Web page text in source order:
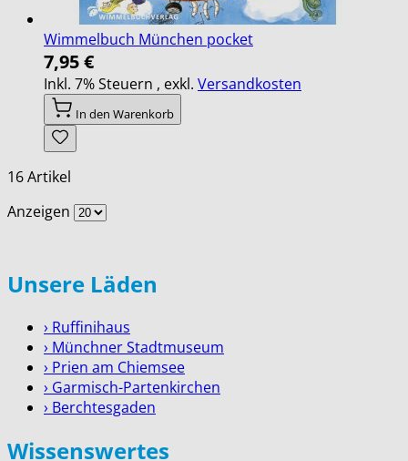
Wimmelbuch München pocket
7,95 €
Inkl. 7% Steuern , exkl. Versandkosten
In den Warenkorb
16Artikel
Anzeigen
Unsere Läden
› Ruffinihaus
› Münchner Stadtmuseum
› Prien am Chiemsee
› Garmisch-Partenkirchen
› Berchtesgaden
Wissenswertes